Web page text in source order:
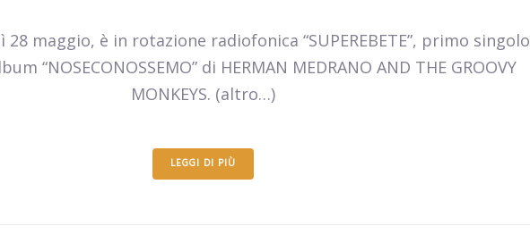
maggio, è in rotazione radiofonica “SUPEREBETE”, primo singolo
“NOSECONOSSEMO” di HERMAN MEDRANO AND THE GROOVY
MONKEYS. (altro…)
LEGGI DI PIÙ